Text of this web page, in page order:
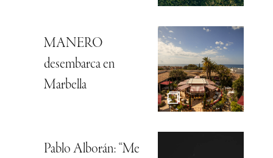
MANERO
desembarca en
Marbella
Pablo Alborán: “Me